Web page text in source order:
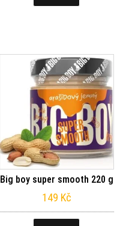
Big boy super smooth 220 g
149 Kč